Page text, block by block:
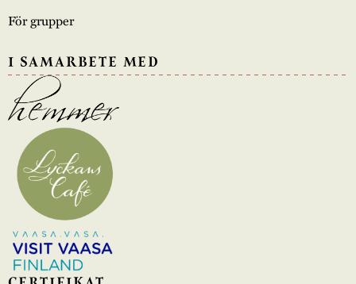
För grupper
I SAMARBETE MED